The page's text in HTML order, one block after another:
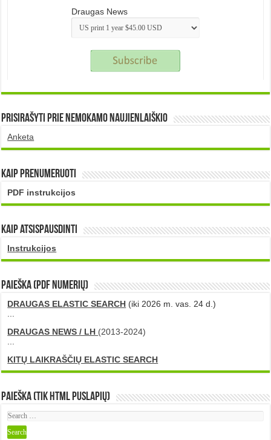
Draugas News
Prisirašyti prie nemokamo naujienlaiškio
Anketa
Kaip prenumeruoti
PDF instrukcijos
Kaip atsispausdinti
Instrukcijos
PAIEŠKA (PDF numerių)
DRAUGAS ELASTIC SEARCH (iki 2026 m. vas. 24 d.)
DRAUGAS NEWS / LH (2013-2024)
KITŲ LAIKRAŠČIŲ ELASTIC SEARCH
Paieška (tik HTML puslapių)